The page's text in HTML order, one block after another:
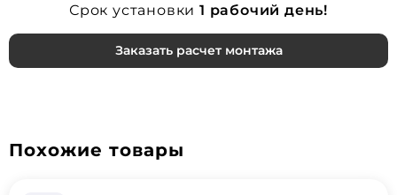
Срок установки 1 рабочий день!
Заказать расчет монтажа
Похожие товары